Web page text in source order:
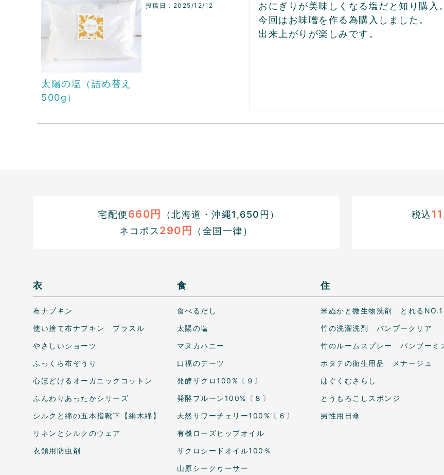
太陽の塩（詰め替え
500g）
投稿日 2025/12/12
おにぎりが美味しくなる塩だと知り購入
今回はお味噌を作る為購入しました。
宅配便660円
（北海道・沖縄1,650円）
ネコポス290円 （全国一律）
税込
衣
布ナプキン
使い捨て布ナプキン プラスル
やさしいショーツ
ふっくら布ぞうり
心ほどけるオーガニックコットン
ふんわりあったかシリーズ
シルクと綿の五本指靴下【絹木綿】
リネンとシルクのウェア
衣類用防虫剤
食
食べるだし
太陽の塩
マヌカハニー
口福のデーツ
発酵ザクロ100%〔９〕
発酵プルーン100%〔８〕
天然サワーチェリー100%〔６〕
有機ローズヒップオイル
ザクロシードオイル100％
山原シークヮーサー
住
米ぬかと微生物洗剤 とれるNO.1
竹の洗濯洗剤 バンブークリア
竹のルームスプレー バンブーミ
ホタテの衛生用品 メナージュ
はぐくむさらし
とうもろこしスポンジ
男性用日傘